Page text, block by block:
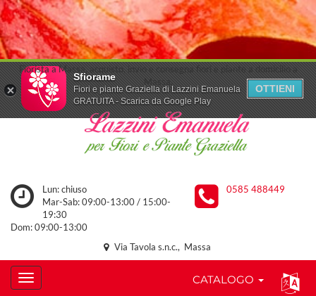
Sfiorame
Fiori e piante Graziella di Lazzini Emanuela
GRATUITA - Scarica da Google Play
OTTIENI
Fiorista a Massa, acquisto, invio e consegna fiori e piante a domicilio a
Massa.
Lun: chiuso
Mar-Sab: 09:00-13:00 / 15:00-
19:30
Dom: 09:00-13:00
0585 488449
Via Tavola s.n.c., Massa
CATALOGO